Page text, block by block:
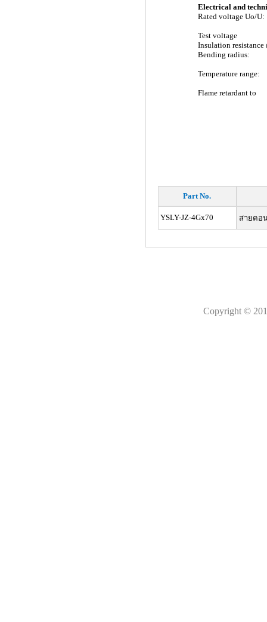
Electrical and
Rated voltage Uo/U:
Test voltage
Insulation resistance
Bending radius:
Temperature range:
Flame retardant to
Part No.
YSLY-JZ-4Gx70 สายคอน
Copyright ©